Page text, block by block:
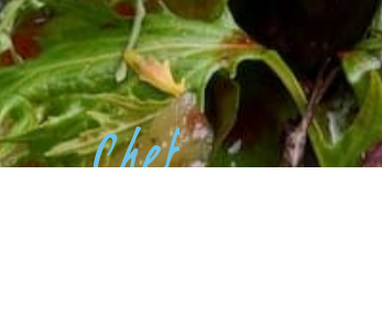
Chef